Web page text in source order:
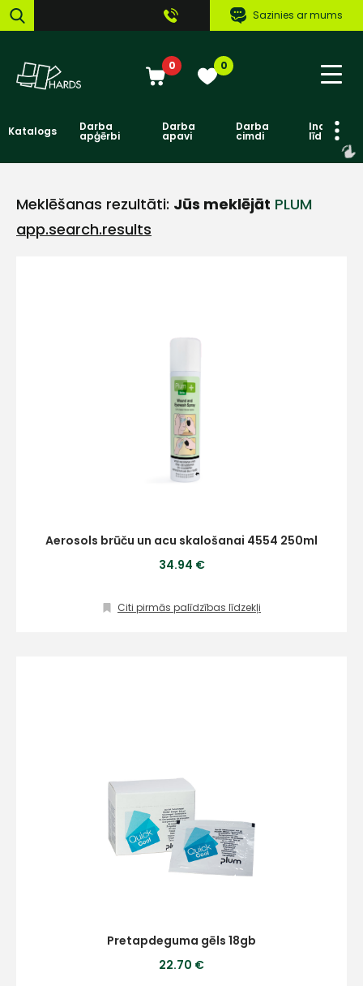
Sazinies ar mums
0 0
Katalogs Darba
apģērbi
Darba
apavi
Darba
cimdi līdzekļi
Meklēšanas rezultāti: Jūs meklējāt PLUM
app.search.results
Aerosols brūču un acu skalošanai 4554 250ml
34.94 €
Citi pirmās palīdzības līdzekļi
Pretapdeguma gēls 18gb
22.70 €